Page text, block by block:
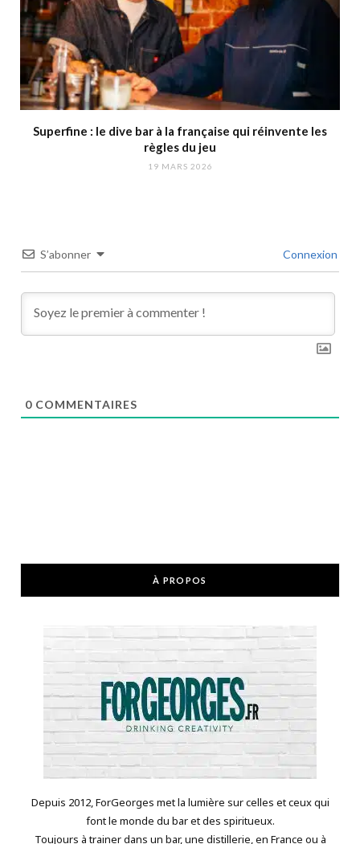
Superfine : le dive bar à la française qui réinvente les
règles du jeu
19 MARS 2026
S’abonner Connexion
0 COMMENTAIRES
À PROPOS
Depuis 2012, ForGeorges met la lumière sur celles et ceux qui
font le monde du bar et des spiritueux.
Toujours à trainer dans un bar, une distillerie, en France ou à